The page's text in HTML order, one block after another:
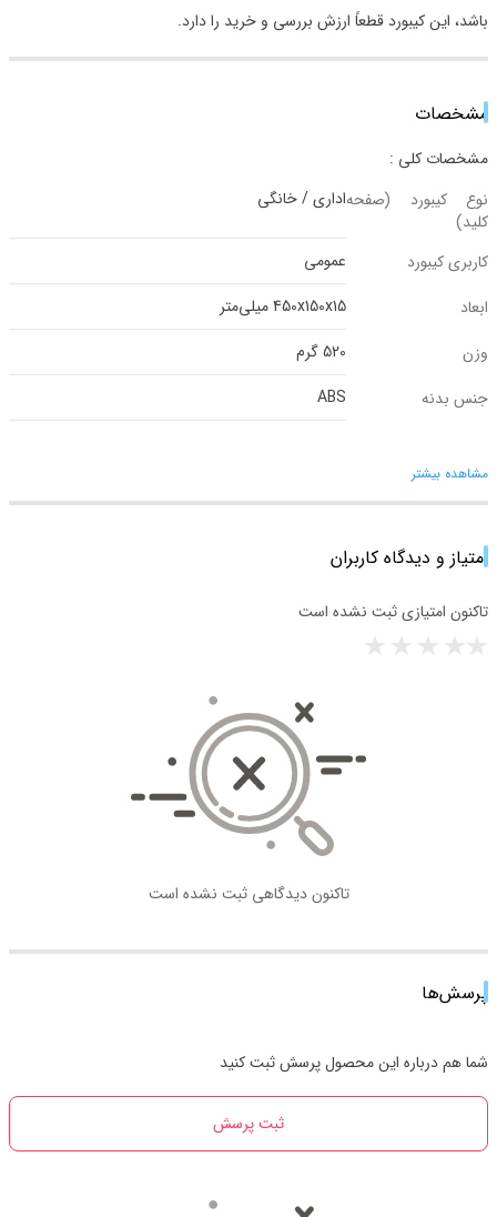
باشد، این کیبورد قطعاً ارزش بررسی و خرید را دارد.
مشخصات
مشخصات کلی :
نوع کیبورد (صفحه
کلید)
اداری / خانگی
کاربری کیبورد
عمومی
ابعاد
450x150x15 میلی‌متر
وزن
520 گرم
جنس بدنه
ABS
مشاهده بیشتر
امتیاز و دیدگاه کاربران
تاکنون امتیازی ثبت نشده است
تاکنون دیدگاهی ثبت نشده است
پرسش‌ها
شما هم درباره این محصول پرسش ثبت کنید
ثبت پرسش